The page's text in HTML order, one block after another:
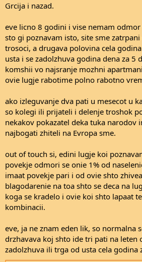
Grcija i nazad.
eve licno 8 godini i vise nemam
sto gi poznavam isto, site sme
trosoci, a drugava polovina cela
usta i se zadolzhuva godina dena za 5
komshii vo najsranje mozhni
ovie lugje rabotime polno rabotno
ako izleguvanje dva pati u mesecot u
so kolegi ili prijateli i delenje troshok
nekakov pokazatel deka tuka narodov
najbogati zhiteli na Evropa sme.
out of touch si, edini lugje koi
povekje odmori se onie 1% od
imaat povekje pari i od ovie shto
blagodarenie na toa shto se deca na
koga se kradelo i ovie koi shto lapaat
kombinacii.
eve, ja ne znam eden lik, so normalna
drzhavava koj shto ide tri pati na leten
zadolzhuva ili trga od usta cela godina